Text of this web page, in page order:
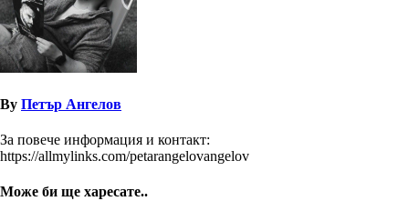
By Петър Ангелов
За повече информация и контакт:
https://allmylinks.com/petarangelovangelov
Може би ще харесате..